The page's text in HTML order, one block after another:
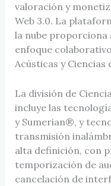
valoración y
Web 3.0. La
la nube proporciona
enfoque
Acústicas y Ciencias
La división de
incluye las
y Sumerian®, y
transmisión
alta definición, con
temporización de
cancelación de